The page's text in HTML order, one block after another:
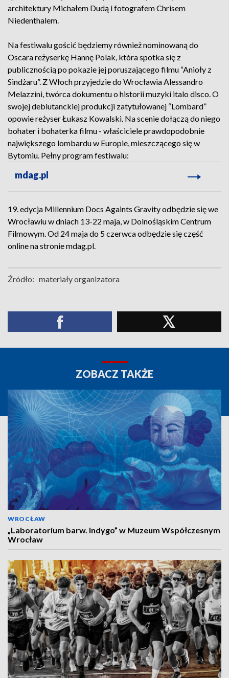
architektury Michałem Dudą i fotografem Chrisem
Niedenthalem.
Na festiwalu gościć będziemy również nominowaną do
Oscara reżyserkę Hannę Polak, która spotka się z
publicznością po pokazie jej poruszającego filmu “Anioły z
Sindżaru”. Z Włoch przyjedzie do Wrocławia Alessandro
Melazzini, twórca dokumentu o historii muzyki italo disco. O
swojej debiutanckiej produkcji zatytułowanej “Lombard”
opowie reżyser Łukasz Kowalski. Na scenie dołączą do niego
bohater i bohaterka filmu - właściciele prawdopodobnie
największego lombardu w Europie, mieszczącego się w
Bytomiu. Pełny program festiwalu:
mdag.pl
19. edycja Millennium Docs Againts Gravity odbędzie się we
Wrocławiu w dniach 13-22 maja, w Dolnośląskim Centrum
Filmowym. Od 24 maja do 5 czerwca odbędzie się część
online na stronie mdag.pl.
Źródło: materiały organizatora
ZOBACZ TAKŻE
WROCŁAW
„Laboratorium barw. Indygo” w Muzeum Współczesnym
Wrocław